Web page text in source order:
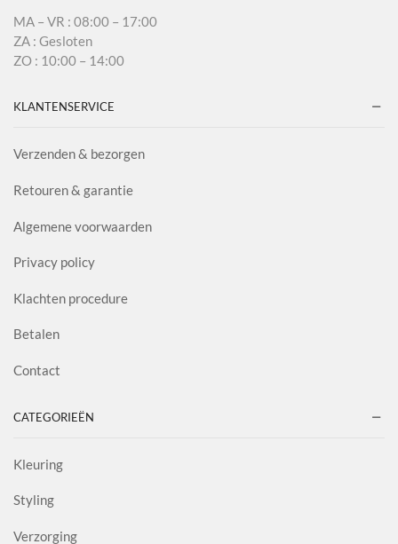
MA – VR : 08:00 – 17:00
ZA : Gesloten
ZO : 10:00 – 14:00
KLANTENSERVICE
Verzenden & bezorgen
Retouren & garantie
Algemene voorwaarden
Privacy policy
Klachten procedure
Betalen
Contact
CATEGORIEËN
Kleuring
Styling
Verzorging